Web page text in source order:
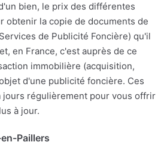
bien, le prix des différentes
obtenir la copie de documents de
de Publicité Foncière) qu'il
en France, c'est auprès de ce
immobilière (acquisition,
d'une publicité foncière. Ces
jours régulièrement pour vous offrir
à jour.
Paillers